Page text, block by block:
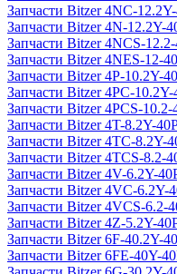
Запчасти Bitzer 4NC-
Запчасти Bitzer 4N-12.2Y-
Запчасти Bitzer 4NCS-
Запчасти Bitzer 4NES-12-
Запчасти Bitzer 4P-10.2Y-
Запчасти Bitzer 4PC-
Запчасти Bitzer 4PCS-10.2-
Запчасти Bitzer 4T-8.2Y-
Запчасти Bitzer 4TC-8.2Y-
Запчасти Bitzer 4TCS-8.2-
Запчасти Bitzer 4V-6.2Y-
Запчасти Bitzer 4VC-6.2Y-
Запчасти Bitzer 4VCS-6.2-
Запчасти Bitzer 4Z-5.2Y-
Запчасти Bitzer 6F-40.2Y-
Запчасти Bitzer 6FE-40Y-